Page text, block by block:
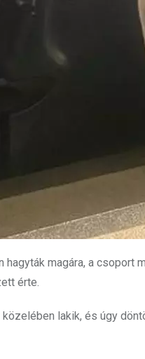
hagyták magára, a
érte.
lakik, és úgy